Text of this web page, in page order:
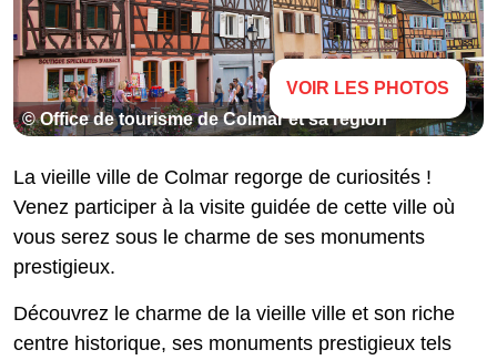
© Office de tourisme de Colmar et sa région
VOIR LES PHOTOS
La vieille ville de Colmar regorge de curiosités !
Venez participer à la visite guidée de cette ville où
vous serez sous le charme de ses monuments
prestigieux.
Découvrez le charme de la vieille ville et son riche
centre historique, ses monuments prestigieux tels